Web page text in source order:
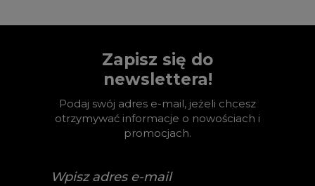
Zapisz się do
newslettera!
Podaj swój adres e-mail, jeżeli chcesz
otrzymywać informacje o nowościach i
promocjach.